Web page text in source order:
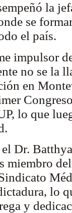
la
se
el país.
impulsor
no se la
en
lo que
Dr.
miembro
lo
y